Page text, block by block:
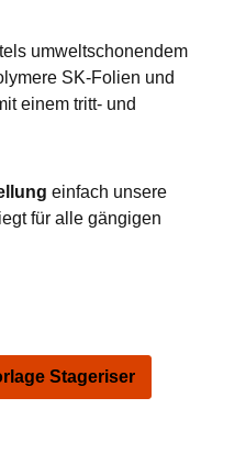
umweltschonendem
SK-Folien und
einem tritt- und
einfach unsere
für alle gängigen
Stageriser